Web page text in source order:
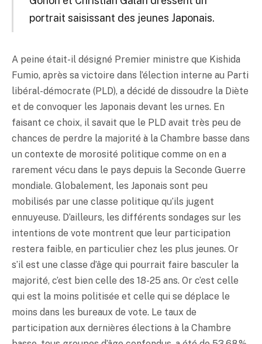
portrait saisissant des jeunes Japonais.
A peine était-il désigné Premier ministre que Kishida
Fumio, après sa victoire dans l’élection interne au Parti
libéral-démocrate (PLD), a décidé de dissoudre la Diète
et de convoquer les Japonais devant les urnes. En
faisant ce choix, il savait que le PLD avait très peu de
chances de perdre la majorité à la Chambre basse dans
un contexte de morosité politique comme on en a
rarement vécu dans le pays depuis la Seconde Guerre
mondiale. Globalement, les Japonais sont peu
mobilisés par une classe politique qu’ils jugent
ennuyeuse. D’ailleurs, les différents sondages sur les
intentions de vote montrent que leur participation
restera faible, en particulier chez les plus jeunes. Or
s’il est une classe d’âge qui pourrait faire basculer la
majorité, c’est bien celle des 18-25 ans. Or c’est celle
qui est la moins politisée et celle qui se déplace le
moins dans les bureaux de vote. Le taux de
participation aux dernières élections à la Chambre